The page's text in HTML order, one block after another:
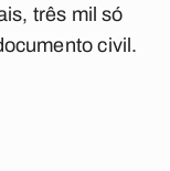
três mil só
civil.